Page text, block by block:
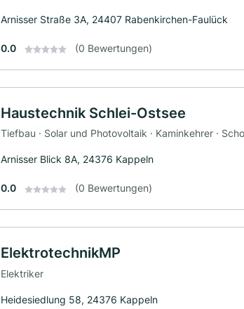
Arnisser Straße 3A, 24407 Rabenkirchen-Faulück
0.0 (0 Bewertungen)
Haustechnik Schlei-Ostsee
Tiefbau · Solar und Photovoltaik · Kaminkehrer ·
Arnisser Blick 8A, 24376 Kappeln
0.0 (0 Bewertungen)
ElektrotechnikMP
Elektriker
Heidesiedlung 58, 24376 Kappeln